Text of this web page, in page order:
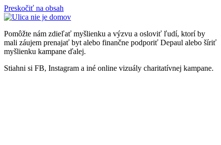
Preskočiť na obsah
Pomôžte nám zdieľať myšlienku a výzvu a osloviť ľudí, ktorí by
mali záujem prenajať byt alebo finančne podporiť Depaul alebo šíriť
myšlienku kampane ďalej.
Stiahni si FB, Instagram a iné online vizuály charitatívnej kampane.